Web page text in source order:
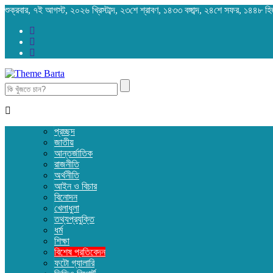
শুক্রবার, ৭ই আগস্ট, ২০২৬ খ্রিস্টাব্দ, ২৩শে শ্রাবণ, ১৪৩৩ বঙ্গাব্দ, ২৪শে সফর, ১৪৪৮
Search
for:
প্রচ্ছদ
জাতীয়
আন্তর্জাতিক
রাজনীতি
অর্থনীতি
আইন ও বিচার
বিনোদন
খেলাধুলা
তথ্যপ্রযুক্তি
ধর্ম
শিক্ষা
বিশেষ প্রতিবেদন
ফটো গ্যালারি